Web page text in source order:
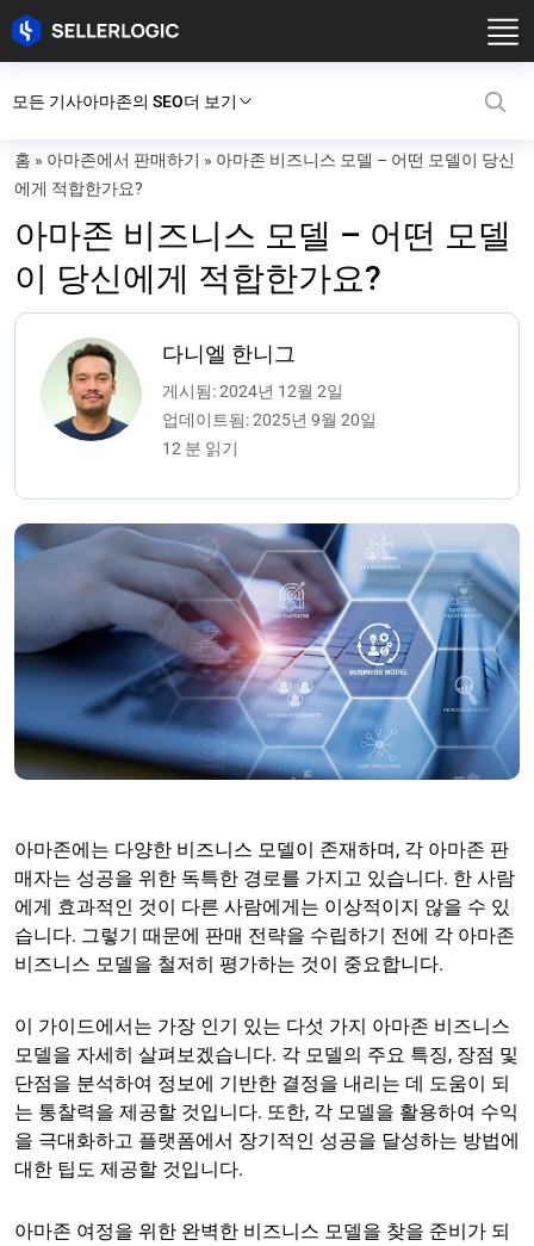
모든 기사아마존의 SEO더 보기
홈 » 아마존에서 판매하기 » 아마존 비즈니스 모델 – 어떤 모델이 당신
에게 적합한가요?
아마존 비즈니스 모델 – 어떤 모델
이 당신에게 적합한가요?
다니엘 한니그
게시됨: 2024년 12월 2일
업데이트됨: 2025년 9월 20일
12 분 읽기
아마존에는 다양한 비즈니스 모델이 존재하며, 각 아마존 판
매자는 성공을 위한 독특한 경로를 가지고 있습니다. 한 사람
에게 효과적인 것이 다른 사람에게는 이상적이지 않을 수 있
습니다. 그렇기 때문에 판매 전략을 수립하기 전에 각 아마존
비즈니스 모델을 철저히 평가하는 것이 중요합니다.
이 가이드에서는 가장 인기 있는 다섯 가지 아마존 비즈니스
모델을 자세히 살펴보겠습니다. 각 모델의 주요 특징, 장점 및
단점을 분석하여 정보에 기반한 결정을 내리는 데 도움이 되
는 통찰력을 제공할 것입니다. 또한, 각 모델을 활용하여 수익
을 극대화하고 플랫폼에서 장기적인 성공을 달성하는 방법에
대한 팁도 제공할 것입니다.
아마존 여정을 위한 완벽한 비즈니스 모델을 찾을 준비가 되